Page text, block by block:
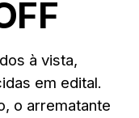
à vista,
em edital.
o arrematante